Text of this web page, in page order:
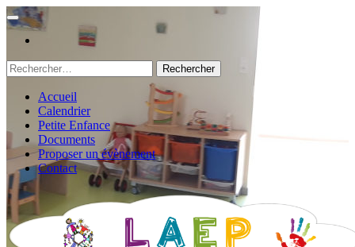
Rechercher :
Accueil
Calendrier
Petite Enfance
Documents
Proposer un évènement
Contact